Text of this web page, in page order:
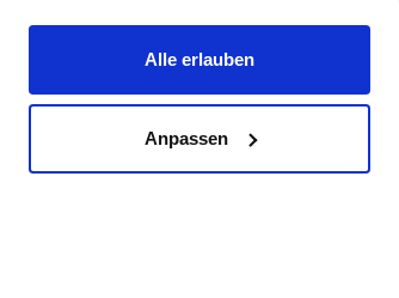
Alle erlauben
Anpassen
Barrierefreiheit